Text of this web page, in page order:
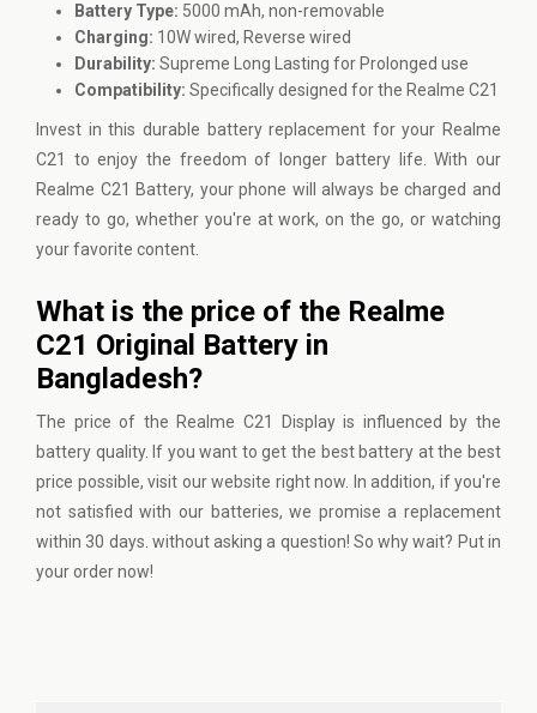
Battery Type: 5000 mAh, non-removable
Charging: 10W wired, Reverse wired
Durability: Supreme Long Lasting for Prolonged use
Compatibility: Specifically designed for the Realme C21
Invest in this durable battery replacement for your Realme
C21 to enjoy the freedom of longer battery life. With our
Realme C21 Battery, your phone will always be charged and
ready to go, whether you're at work, on the go, or watching
your favorite content.
What is the price of the Realme
C21 Original Battery in
Bangladesh?
The price of the Realme C21 Display is influenced by the
battery quality. If you want to get the best battery at the best
price possible, visit our website right now. In addition, if you're
not satisfied with our batteries, we promise a replacement
within 30 days. without asking a question! So why wait? Put in
your order now!